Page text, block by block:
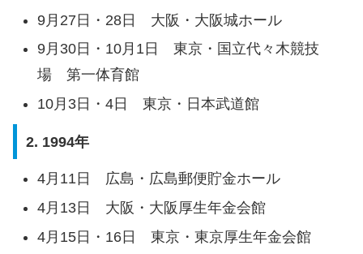
9月27日・28日 大阪・大阪城ホール
9月30日・10月1日 東京・国立代々木競技
場 第一体育館
10月3日・4日 東京・日本武道館
2. 1994年
4月11日 広島・広島郵便貯金ホール
4月13日 大阪・大阪厚生年金会館
4月15日・16日 東京・東京厚生年金会館